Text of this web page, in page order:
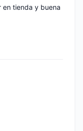
en tienda y buena